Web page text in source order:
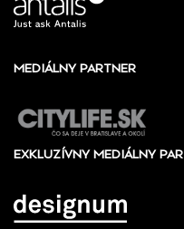
MEDIÁLNY PARTNER
EXKLUZÍVNY MEDIÁLNY